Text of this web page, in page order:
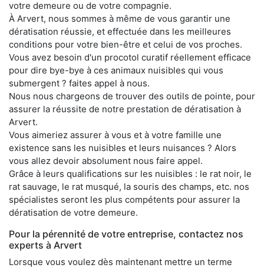
votre demeure ou de votre compagnie.
À Arvert, nous sommes à même de vous garantir une
dératisation réussie, et effectuée dans les meilleures
conditions pour votre bien-être et celui de vos proches.
Vous avez besoin d'un procotol curatif réellement efficace
pour dire bye-bye à ces animaux nuisibles qui vous
submergent ? faites appel à nous.
Nous nous chargeons de trouver des outils de pointe, pour
assurer la réussite de notre prestation de dératisation à
Arvert.
Vous aimeriez assurer à vous et à votre famille une
existence sans les nuisibles et leurs nuisances ? Alors
vous allez devoir absolument nous faire appel.
Grâce à leurs qualifications sur les nuisibles : le rat noir, le
rat sauvage, le rat musqué, la souris des champs, etc. nos
spécialistes seront les plus compétents pour assurer la
dératisation de votre demeure.
Pour la pérennité de votre entreprise, contactez nos
experts à Arvert
Lorsque vous voulez dès maintenant mettre un terme